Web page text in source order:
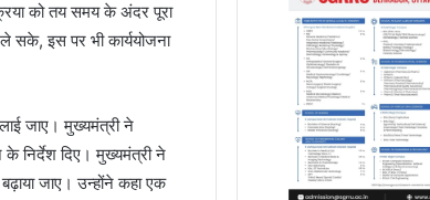
को तय समय के अंदर पूरा
सके, इस पर भी कार्ययोजना
जाए। मुख्यमंत्री ने
के निर्देश दिए। मुख्यमंत्री ने
जाए। उन्होंने कहा एक